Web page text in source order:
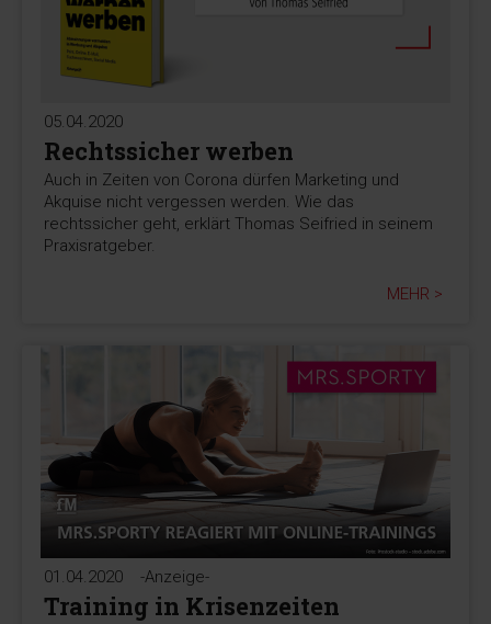
05.04.2020
Rechtssicher werben
Auch in Zeiten von Corona dürfen Marketing und
Akquise nicht vergessen werden. Wie das
rechtssicher geht, erklärt Thomas Seifried in seinem
Praxisratgeber.
MEHR >
01.04.2020 -Anzeige-
Training in Krisenzeiten